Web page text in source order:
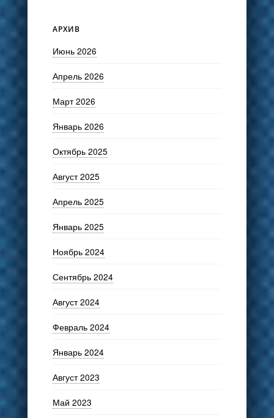
АРХИВ
Июнь 2026
Апрель 2026
Март 2026
Январь 2026
Октябрь 2025
Август 2025
Апрель 2025
Январь 2025
Ноябрь 2024
Сентябрь 2024
Август 2024
Февраль 2024
Январь 2024
Август 2023
Май 2023